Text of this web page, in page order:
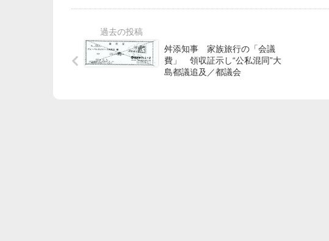
舛添知事 家族旅行の「会議
費」 領収証示し“公私混同”大
島都議追及／都議会